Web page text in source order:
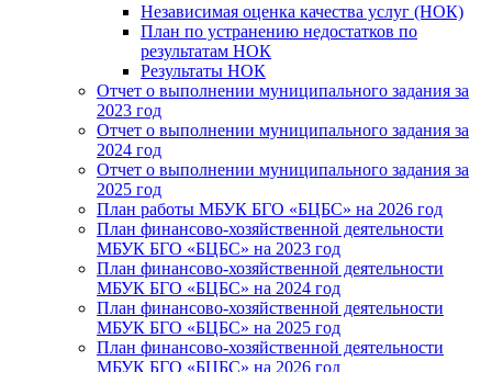
Независимая оценка качества услуг (НОК)
План по устранению недостатков по
результатам НОК
Результаты НОК
Отчет о выполнении муниципального задания за
2023 год
Отчет о выполнении муниципального задания за
2024 год
Отчет о выполнении муниципального задания за
2025 год
План работы МБУК БГО «БЦБС» на 2026 год
План финансово-хозяйственной деятельности
МБУК БГО «БЦБС» на 2023 год
План финансово-хозяйственной деятельности
МБУК БГО «БЦБС» на 2024 год
План финансово-хозяйственной деятельности
МБУК БГО «БЦБС» на 2025 год
План финансово-хозяйственной деятельности
МБУК БГО «БЦБС» на 2026 год